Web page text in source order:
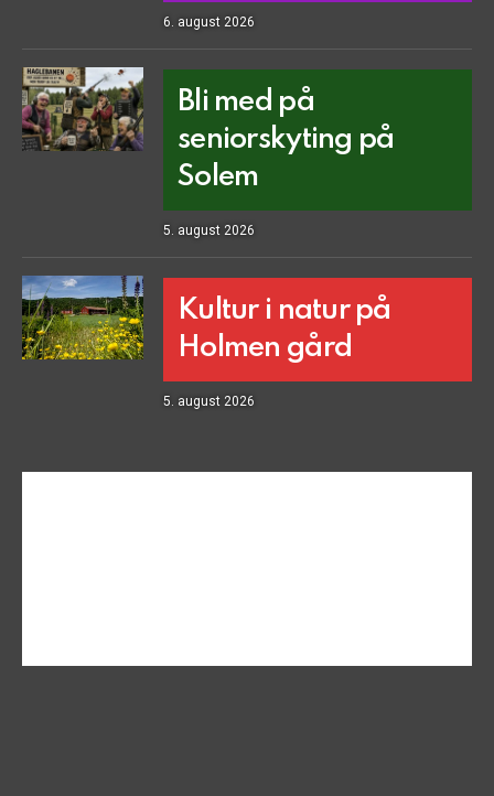
6. august 2026
Bli med på
seniorskyting på
Solem
5. august 2026
Kultur i natur på
Holmen gård
5. august 2026